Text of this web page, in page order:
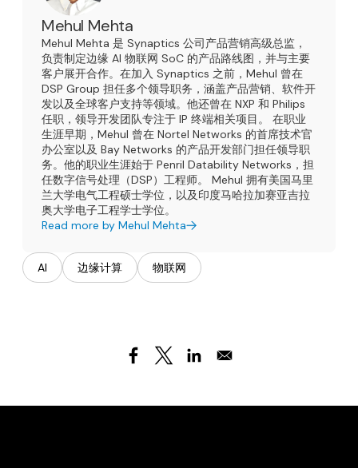
Mehul Mehta
Mehul Mehta 是 Synaptics 公司产品营销高级总监，
负责制定边缘 AI 物联网 SoC 的产品路线图，并与主要
客户展开合作。在加入 Synaptics 之前，Mehul 曾在
DSP Group 担任多个领导职务，涵盖产品营销、软件开
发以及全球客户支持等领域。他还曾在 NXP 和 Philips
任职，领导开发团队专注于 IP 终端相关项目。 在职业
生涯早期，Mehul 曾在 Nortel Networks 的首席技术官
办公室以及 Bay Networks 的产品开发部门担任领导职
务。他的职业生涯始于 Penril Datability Networks，担
任数字信号处理（DSP）工程师。 Mehul 拥有美国马里
兰大学电气工程硕士学位，以及印度马哈拉加赛亚吉拉
奥大学电子工程学士学位。
Read more by Mehul Mehta
AI 边缘计算 物联网